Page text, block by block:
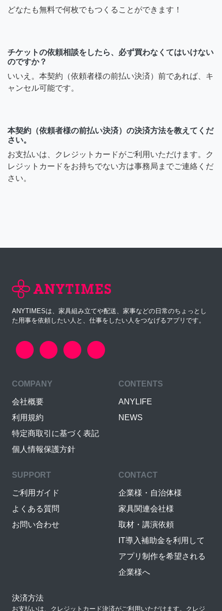
どなたも無料で何枚でもつくることができます！
チケットの依頼相談をしたら、必ず買わなくてはいけない
のですか？
いいえ。本契約（依頼者様の前払い決済）前であれば、キ
ャンセル可能です。
本契約（依頼者様の前払い決済）の決済方法を教えてくだ
さい。
お支払いは、クレジットカードがご利用いただけます。ク
レジットカードをお持ちでない方は事務局までご連絡くだ
さい。
ANYTIMESは、家具組み立てや配送、家事などの日常のちょっとし
た用事を依頼したい人と、仕事をしたい人をつなげるアプリです。
COMPANY
会社概要
利用規約
特定商取引に基づく表記
個人情報保護方針
CONTENTS
ANYLIFE
NEWS
SUPPORT
ご利用ガイド
よくある質問
お問い合わせ
CONTACT
企業様・自治体様
家具関連会社様
取材・講演依頼
IT導入補助金を利用して
アプリ制作を希望される
企業様へ
決済方法
お支払いは、クレジットカード決済がご利用いただけます。クレジ